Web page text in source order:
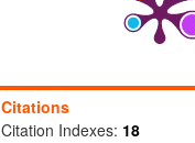
Citations
Citation Indexes: 18